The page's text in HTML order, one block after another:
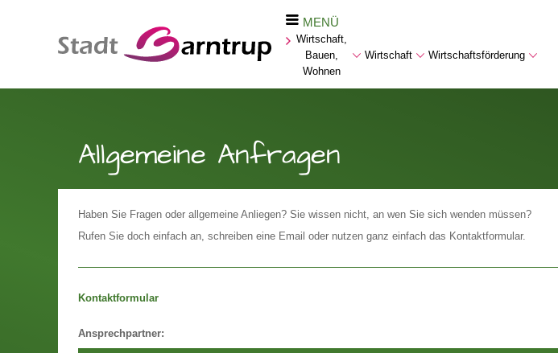
MENÜ
Wirtschaft,
Bauen,
Wohnen
Wirtschaft Wirtschaftsförderung
Allgemeine Anfragen
Haben Sie Fragen oder allgemeine Anliegen? Sie wissen nicht, an wen Sie sich wenden müssen?
Rufen Sie doch einfach an, schreiben eine Email oder nutzen ganz einfach das Kontaktformular.
Kontaktformular
Ansprechpartner: